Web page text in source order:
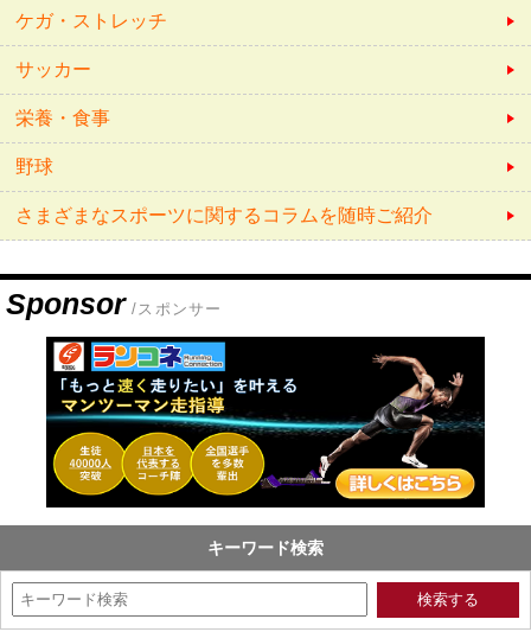
ケガ・ストレッチ
サッカー
栄養・食事
野球
さまざまなスポーツに関するコラムを随時ご紹介
Sponsor /スポンサー
キーワード検索